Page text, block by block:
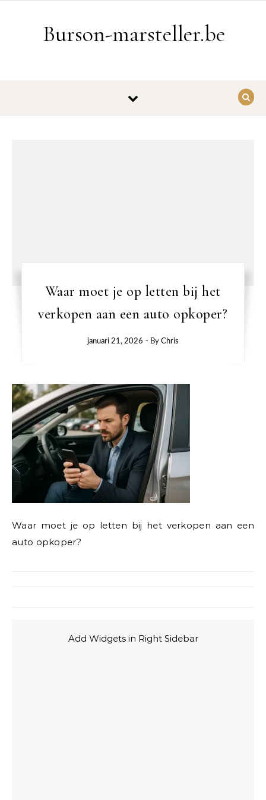
Burson-marsteller.be
Waar moet je op letten bij het
verkopen aan een auto opkoper?
januari 21, 2026 - By Chris
Waar moet je op letten bij het verkopen aan een
auto opkoper?
Add Widgets in Right Sidebar